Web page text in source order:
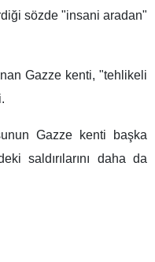
sözde "insani aradan"
Gazze kenti, "tehlikeli
Gazze kenti başka
saldırılarını daha da